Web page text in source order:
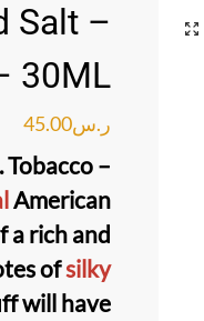
Salt –
30ML
ر.س45.00
–
American
a rich and
ofsilky
will have